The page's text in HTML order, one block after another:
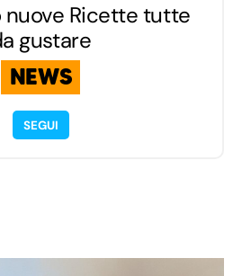
nuove Ricette tutte
gustare
NEWS
SEGUI